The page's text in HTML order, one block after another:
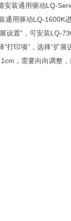
通用驱动LQ-
用驱动LQ-1600K进
置”，可安装LQ-
印项”，选择“扩展设
，需要向向调整